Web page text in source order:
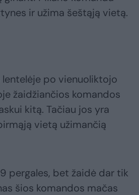
ir užima šeštąją vietą.
lentelėje po vienuoliktojo
žaidžiančios komandos
kitą. Tačiau jos yra
vietą užimančią
pergales, bet žaidė dar tik
šios komandos mačas